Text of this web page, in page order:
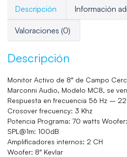
Descripción Información
Valoraciones (0)
Descripción
Monitor Activo de 8″ de Campo
Marconni Audio, Modelo MC8, se
Respuesta en frecuencia 56 Hz – 22
Crosover frecuency: 3 Khz
Potencia Programa: 70 watts
SPL@1m: 100dB
Amplificadores internos: 2 CH
Woofer: 8″ Kevlar